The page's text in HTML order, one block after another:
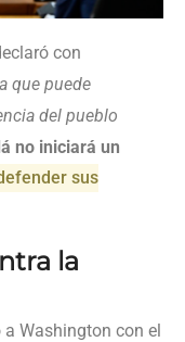
con
que puede
del pueblo
no iniciará un
sus
la
Washington con el